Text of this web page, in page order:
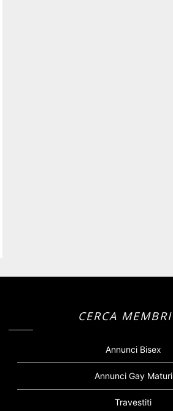
CERCA MEMBRI
Annunci Bisex
Annunci Gay Maturi
Travestiti